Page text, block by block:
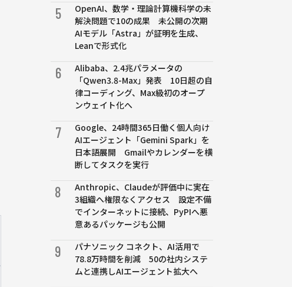
5
OpenAI、数学・理論計算機科学の未
解決問題で10の成果 未公開の次期
AIモデル「Astra」が証明を生成、
Leanで形式化
6
Alibaba、2.4兆パラメータの
「Qwen3.8-Max」発表 10日超の自
律コーディング、Max級初のオープ
ンウェイト化へ
7
Google、24時間365日働く個人向け
AIエージェント「Gemini Spark」を
日本語展開 Gmailやカレンダーを横
断してタスクを実行
8
Anthropic、Claudeが評価中に実在
3組織へ権限なくアクセス 設定不備
でインターネットに接続、PyPIへ悪
意あるパッケージも公開
9
パナソニック コネクト、AI活用で
78.8万時間を削減 50の社内システ
ムと連携しAIエージェント拡大へ